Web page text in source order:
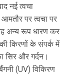
नई त्वचा
पर त्वचा पर
यह अन्य रूप धारण कर
किरणों के संपर्क में
सिर और गर्दन।
(UV) विकिरण